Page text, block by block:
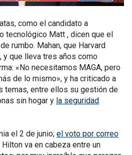
como el candidato a
tecnológico Matt , dicen que el
rumbo. Mahan, que Harvard
y que lleva tres años como
«No necesitamos MAGA, pero
de lo mismo», y ha criticado a
temas, entre ellos su gestión de
sin hogar y la seguridad
el 2 de junio; el voto por correo
va en cabeza entre un